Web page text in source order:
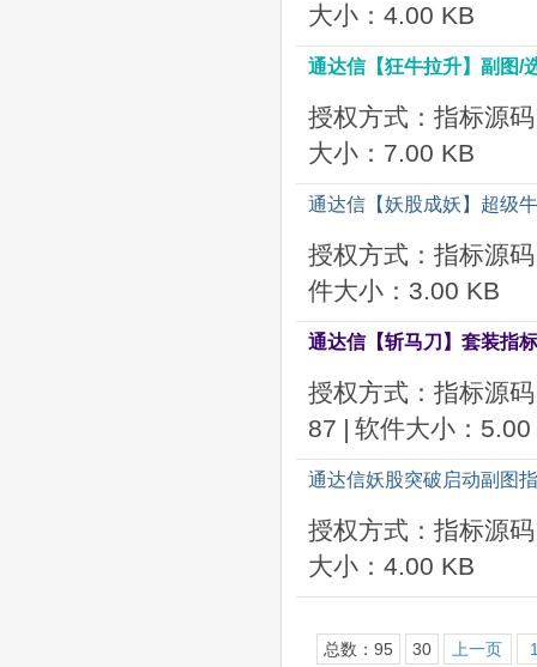
大小：4.00 KB
通达信【狂牛拉升】副图/
授权方式：指标源码
大小：7.00 KB
通达信【妖股成妖】超级
授权方式：指标源码
件大小：3.00 KB
通达信【斩马刀】套装指
授权方式：指标源码
87 | 软件大小：5.00
通达信妖股突破启动副图
授权方式：指标源码
大小：4.00 KB
总数：95 30 上一页